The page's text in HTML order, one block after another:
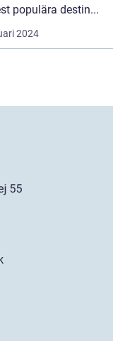
populära destin...
2024